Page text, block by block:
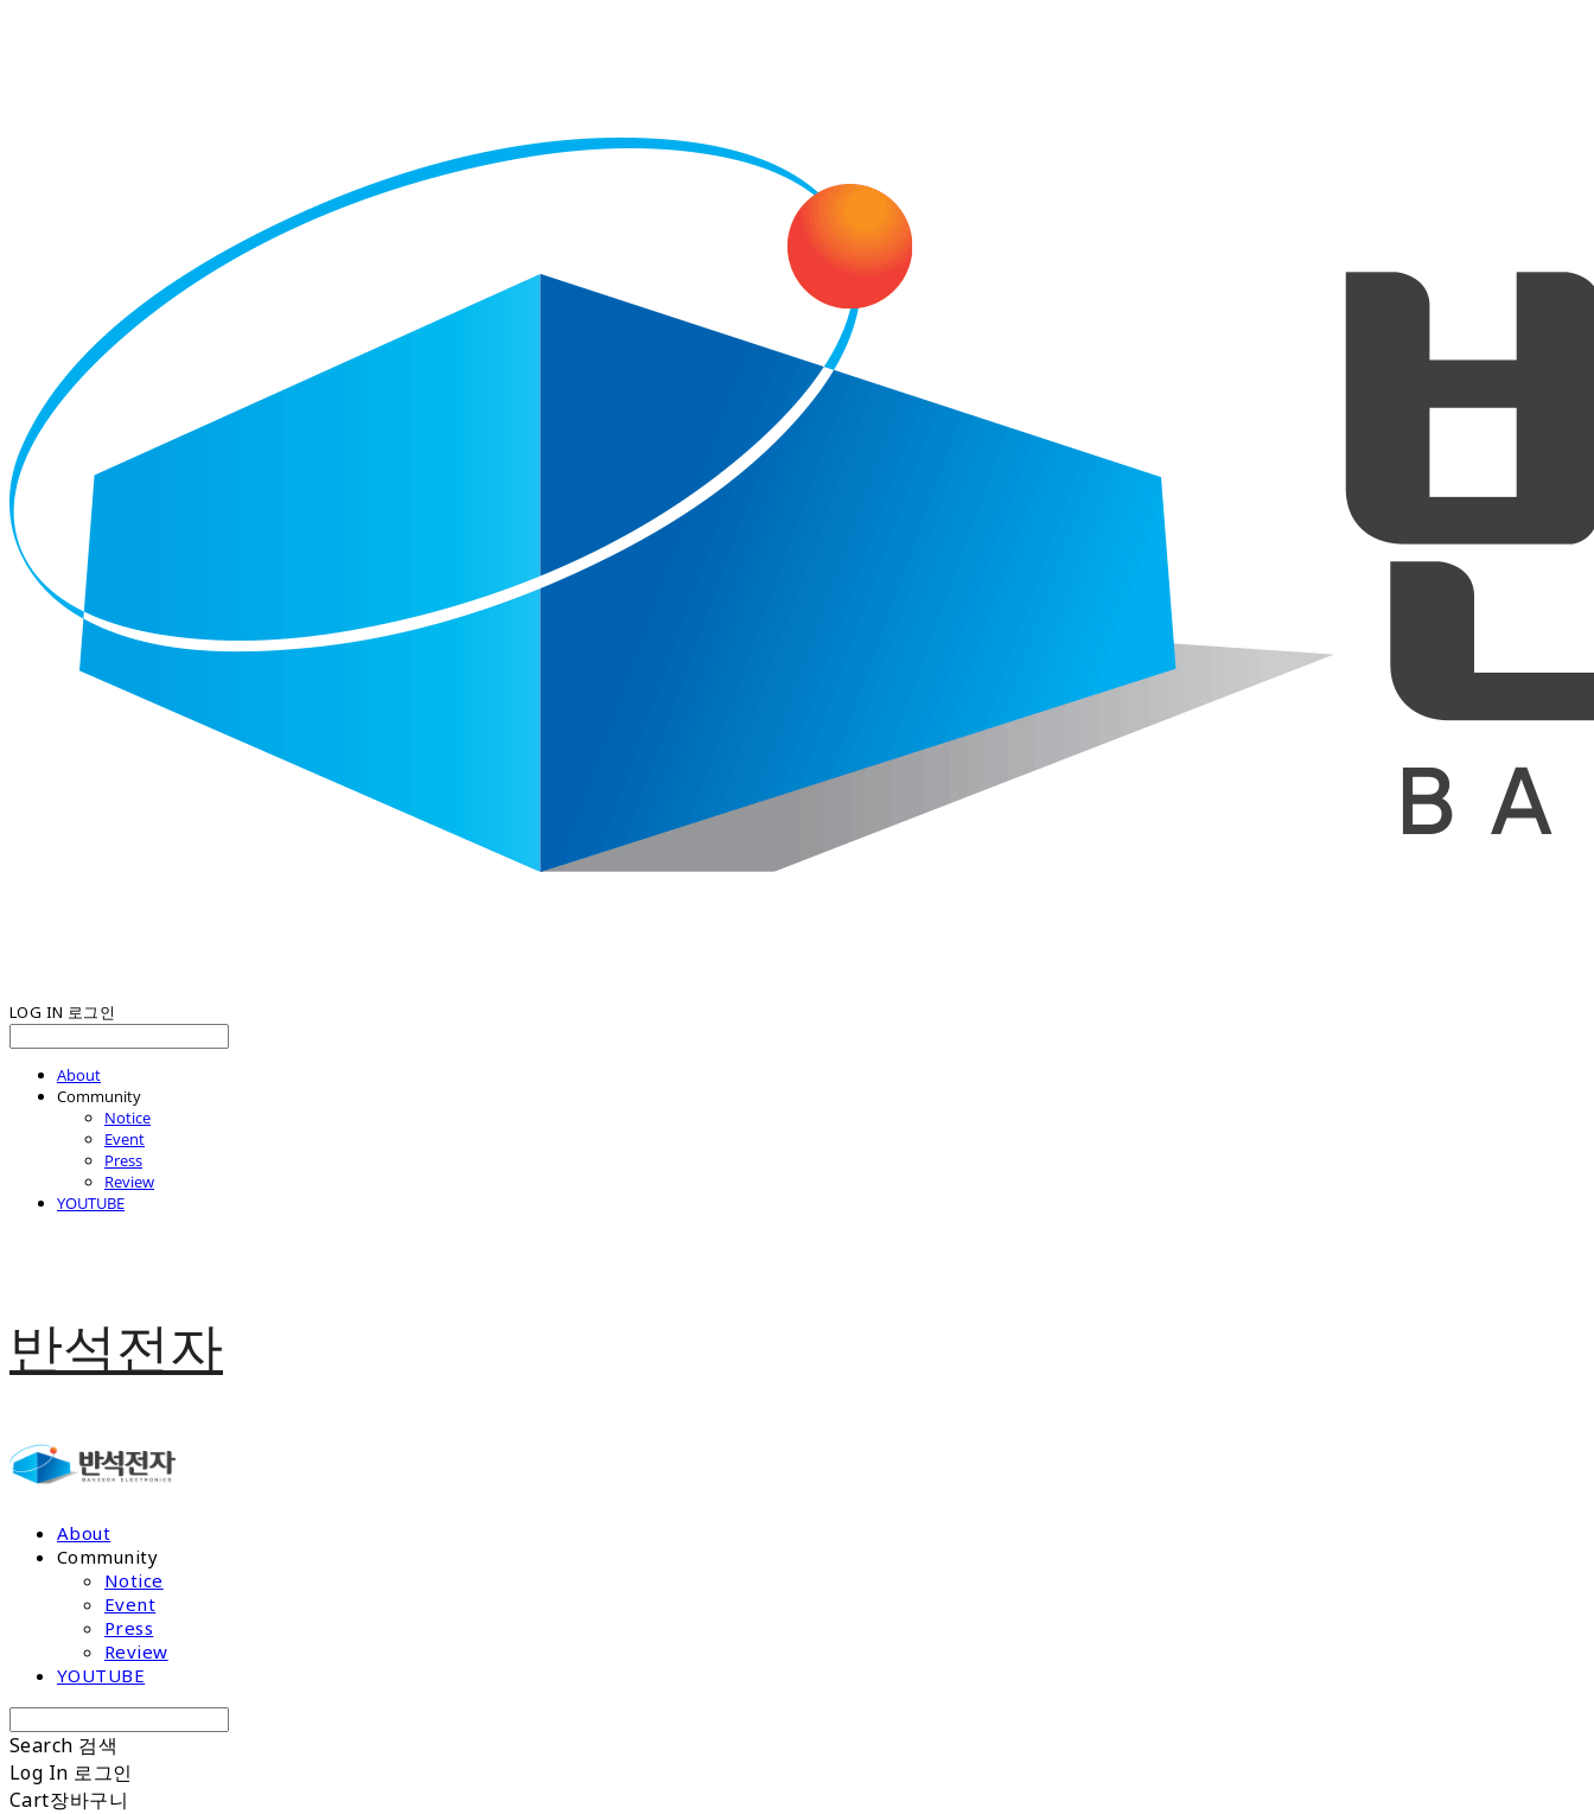
LOG IN 로그인
About
Community
Notice
Event
Press
Review
YOUTUBE
반석전자
About
Community
Notice
Event
Press
Review
YOUTUBE
Search 검색
Log In 로그인
Cart장바구니